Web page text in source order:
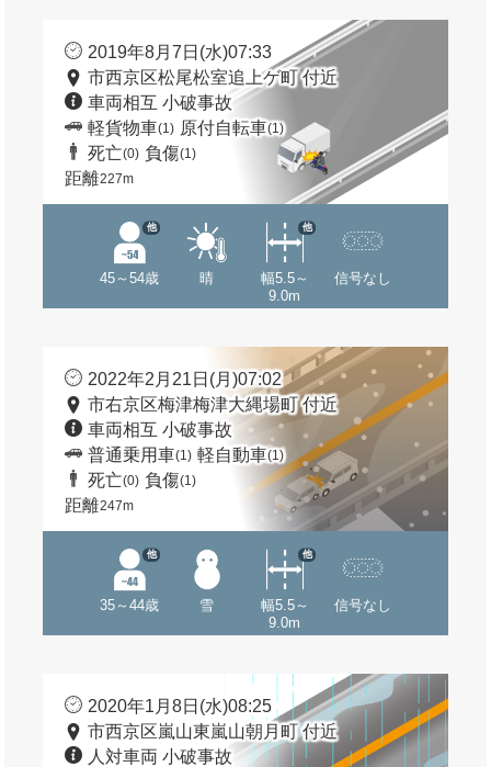
2019年8月7日(水)07:33
市西京区松尾松室追上ゲ町 付近
車両相互 小破事故
軽貨物車(1) 原付自転車(1)
死亡(0) 負傷(1)
距離227m
45～54歳
他
晴
幅5.5～
9.0m
他
信号なし
2022年2月21日(月)07:02
市右京区梅津梅津大縄場町 付近
車両相互 小破事故
普通乗用車(1) 軽自動車(1)
死亡(0) 負傷(1)
距離247m
35～44歳
他
雪
幅5.5～
9.0m
他
信号なし
2020年1月8日(水)08:25
市西京区嵐山東嵐山朝月町 付近
人対車両 小破事故